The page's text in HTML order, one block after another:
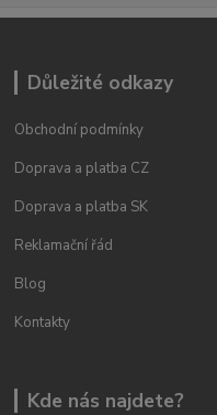
Důležité odkazy
Obchodní podmínky
Doprava a platba CZ
Doprava a platba SK
Reklamační řád
Blog
Kontakty
Kde nás najdete?